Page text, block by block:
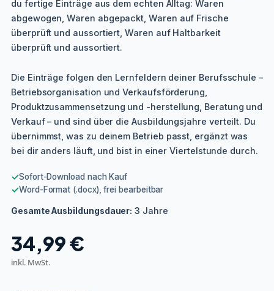
du fertige Einträge aus dem echten Alltag: Waren
abgewogen, Waren abgepackt, Waren auf Frische
überprüft und aussortiert, Waren auf Haltbarkeit
überprüft und aussortiert.
Die Einträge folgen den Lernfeldern deiner Berufsschule –
Betriebsorganisation und Verkaufsförderung,
Produktzusammensetzung und -herstellung, Beratung und
Verkauf – und sind über die Ausbildungsjahre verteilt. Du
übernimmst, was zu deinem Betrieb passt, ergänzt was
bei dir anders läuft, und bist in einer Viertelstunde durch.
✓Sofort-Download nach Kauf
✓Word-Format (.docx), frei bearbeitbar
Gesamte Ausbildungsdauer: 3 Jahre
34,99€
inkl. MwSt.